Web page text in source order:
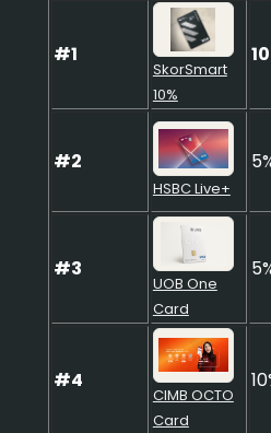
#1
SkorSmart
10%
#2
HSBC Live+
#3
UOB One
Card
#4
CIMB OCTO
Card